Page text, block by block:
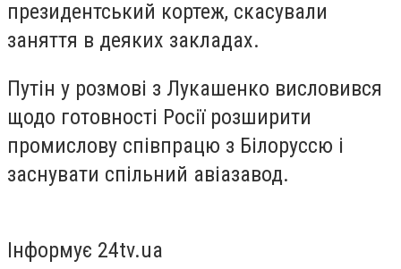
президентський кортеж, скасували
заняття в деяких закладах.
Путін у розмові з Лукашенко висловився
щодо готовності Росії розширити
промислову співпрацю з Білоруссю і
заснувати спільний авіазавод.
Інформує 24tv.ua